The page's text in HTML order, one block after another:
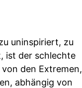
uninspiriert, zu
ist der schlechte
den Extremen,
abhängig von